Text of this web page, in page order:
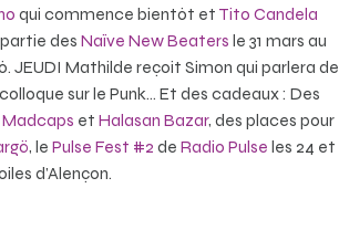
qui commence bientôt et Tito Candela
des Naïve New Beaters le 31 mars au
JEUDI Mathilde reçoit Simon qui parlera de
sur le Punk… Et des cadeaux : Des
Madcaps et Halasan Bazar, des places pour
, le Pulse Fest #2 de Radio Pulse les 24 et
d’Alençon.